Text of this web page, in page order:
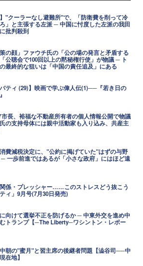
】"クーラーなし避難所"で、「防衛費を削って冷
」と主張する左派 ─ 中国に忖度した左派の我田
批判殺到
策の顔」ファウチ氏の「公の場の発言と矛盾する
公聴会で100回以上の黙秘権行使」が物議 ─ ト
最終的な狙いは「中国の責任追及」にある
バティ (29)】映画で学ぶ偉人伝(1)──『若き日の
市長、裕福な不動産所有者の個人情報公開で物議
の支持母体には親中活動家も入り込み、共産主
費減税決定に、"公約に掲げていた"はずの与野
一歩前進ではあるが「小さな政府」にはほど遠
係・プレッシャー……このストレスどう抜こう
ィ」9月号(7月30日発売)
向けて選挙不正を防げるか ─ 中東外交を進め中
トランプ【─The Liberty─ワシントン・レポー
朝の"蜜月"と習主席の後継者問題【澁谷司──中
在地】